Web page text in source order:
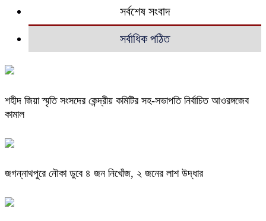
সর্বশেষ সংবাদ
সর্বাধিক পঠিত
শহীদ জিয়া স্মৃতি সংসদের কেন্দ্রীয় কমিটির সহ-সভাপতি নির্বাচিত আওরঙ্গজেব
কামাল
জগন্নাথপুরে নৌকা ডুবে ৪ জন নিখোঁজ, ২ জনের লাশ উদ্ধার